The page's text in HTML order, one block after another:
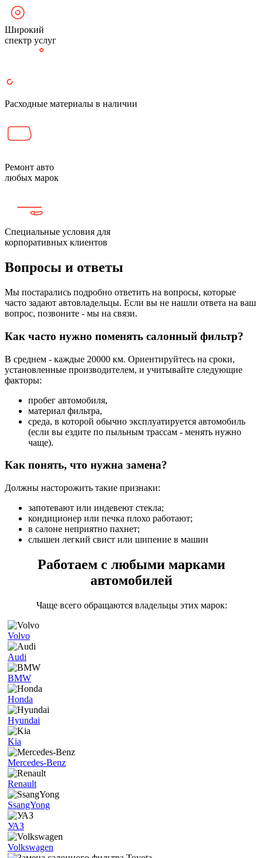
Широкий
спектр услуг
Расходные материалы в наличии
Ремонт авто
любых марок
Специальные условия для
корпоративных клиентов
Вопросы и ответы
Мы постарались подробно ответить на вопросы, которые
часто задают автовладельцы. Если вы не нашли ответа на ваш
вопрос, позвоните - мы на связи.
Как часто нужно поменять салонный фильтр?
В среднем - каждые 20000 км. Ориентируйтесь на сроки,
установленные производителем, и учитывайте следующие
факторы:
пробег автомобиля,
материал фильтра,
среда, в которой обычно эксплуатируется автомобиль
(если вы ездите по пыльным трассам - менять нужно
чаще).
Как понять, что нужна замена?
Должны насторожить такие признаки:
запотевают или индевеют стекла;
кондиционер или печка плохо работают;
в салоне неприятно пахнет;
слышен легкий свист или шипение в машин
Работаем с любыми марками
автомобилей
Чаще всего обращаются владельцы этих марок:
Volvo
Audi
BMW
Honda
Hyundai
Kia
Mercedes-Benz
Renault
SsangYong
УАЗ
Volkswagen